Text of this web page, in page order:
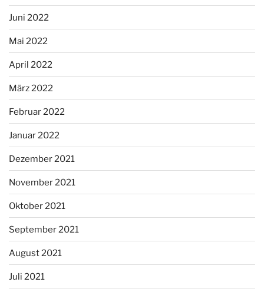
Juni 2022
Mai 2022
April 2022
März 2022
Februar 2022
Januar 2022
Dezember 2021
November 2021
Oktober 2021
September 2021
August 2021
Juli 2021